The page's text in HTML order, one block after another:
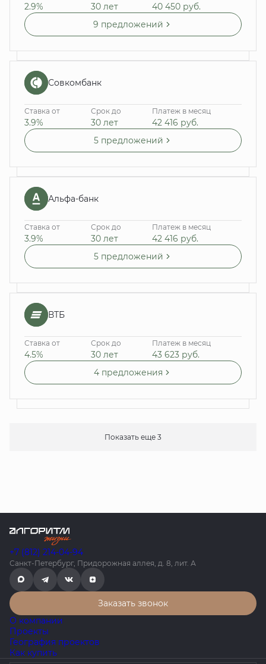
2.9% 30 лет 40 450 руб.
9 предложений
Совкомбанк
Ставка от
3.9%
Срок до
30 лет
Платеж в месяц
42 416 руб.
5 предложений
Альфа-банк
Ставка от
3.9%
Срок до
30 лет
Платеж в месяц
42 416 руб.
5 предложений
ВТБ
Ставка от
4.5%
Срок до
30 лет
Платеж в месяц
43 623 руб.
4 предложения
Показать еще 3
+7 (812) 214-04-94
Санкт-Петербург, Придорожная аллея, д. 8, лит. А
Заказать звонок
О компании
Проекты
География проектов
Как купить